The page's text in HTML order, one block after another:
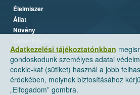
Adatkezelési tájékoztatónkban
gondoskodunk személyes adatai
cookie-kat (sütiket) használ a jobb
érdekében, melynek biztosításához
„Elfogadom” gombra.
Élelmiszer
Állat
Növény